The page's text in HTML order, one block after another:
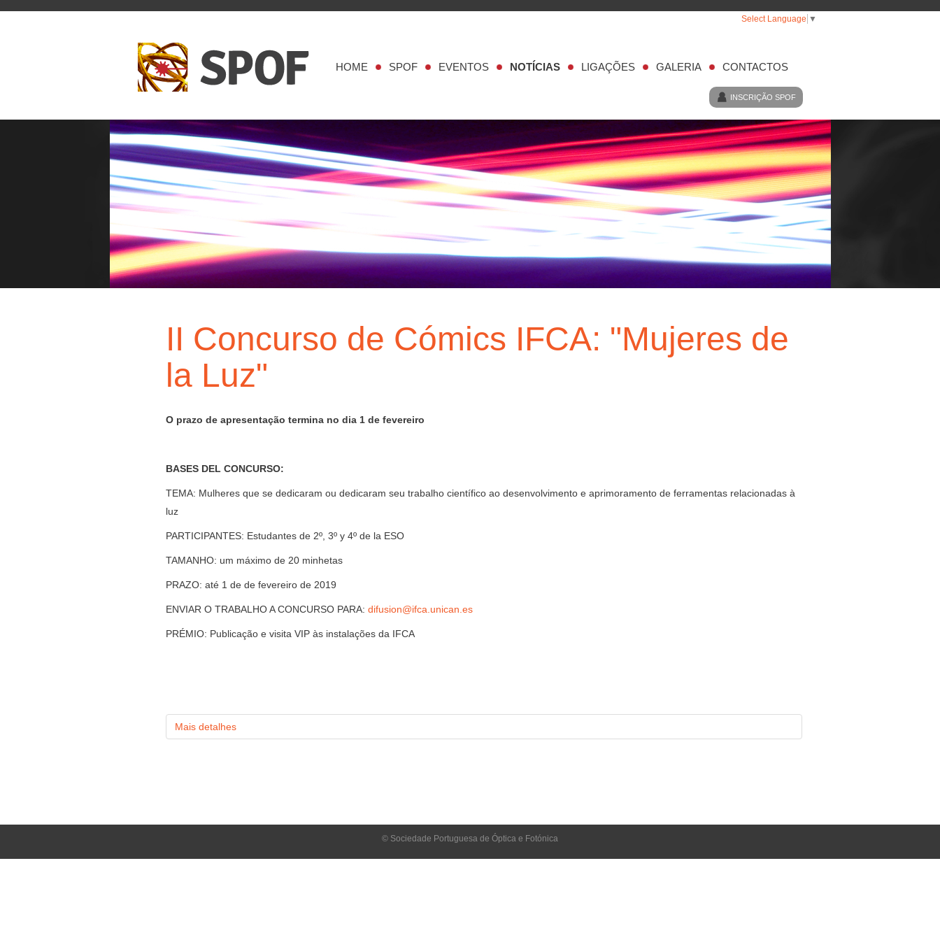
Select Language ▼
HOME SPOF EVENTOS NOTÍCIAS LIGAÇÕES GALERIA CONTACTOS
INSCRIÇÃO SPOF
II Concurso de Cómics IFCA: "Mujeres de
la Luz"
O prazo de apresentação termina no dia 1 de fevereiro
BASES DEL CONCURSO:
TEMA: Mulheres que se dedicaram ou dedicaram seu trabalho científico ao desenvolvimento e aprimoramento de ferramentas relacionadas à
luz
PARTICIPANTES: Estudantes de 2º, 3º y 4º de la ESO
TAMANHO: um máximo de 20 minhetas
PRAZO: até 1 de de fevereiro de 2019
ENVIAR O TRABALHO A CONCURSO PARA: difusion@ifca.unican.es
PRÉMIO: Publicação e visita VIP às instalações da IFCA
Mais detalhes
© Sociedade Portuguesa de Óptica e Fotónica